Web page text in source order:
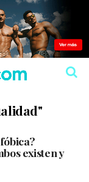
existen y